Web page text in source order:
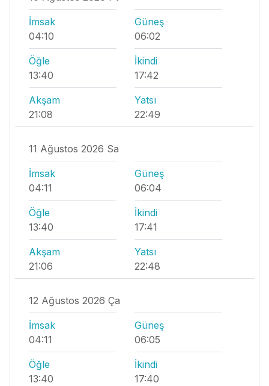
İmsak
04:10
Güneş
06:02
Öğle
13:40
İkindi
17:42
Akşam
21:08
Yatsı
22:49
11 Ağustos 2026 Sa
İmsak
04:11
Güneş
06:04
Öğle
13:40
İkindi
17:41
Akşam
21:06
Yatsı
22:48
12 Ağustos 2026 Ça
İmsak
04:11
Güneş
06:05
Öğle
13:40
İkindi
17:40